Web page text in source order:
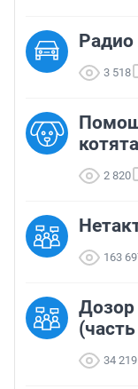
3 518
2 820
163
Дозор
34 219